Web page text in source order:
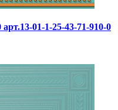
01-1-25-43-71-910-0